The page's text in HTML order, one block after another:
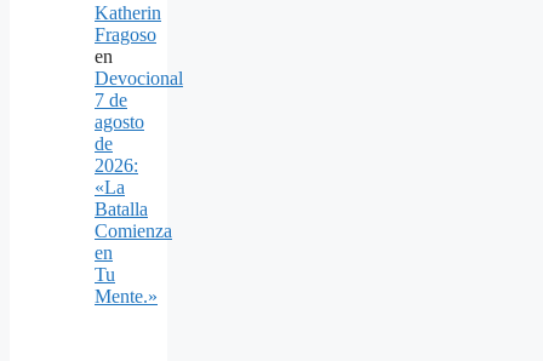
Katherin
Fragoso
en
Devocional
7 de
agosto
de
2026:
«La
Batalla
Comienza
en
Tu
Mente.»